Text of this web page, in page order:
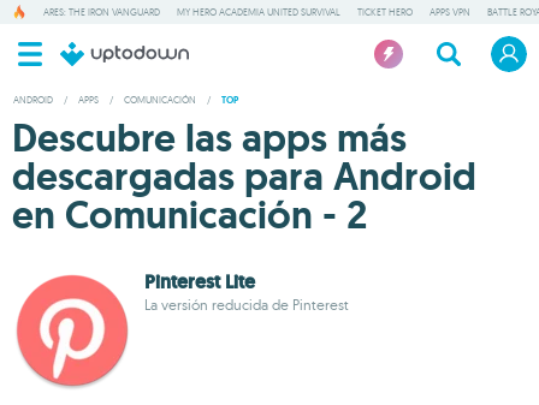
ARES: THE IRON VANGUARD MY HERO ACADEMIA UNITED SURVIVAL TICKET HERO APPS VPN BATTLE
ANDROID / APPS / COMUNICACIÓN / TOP
Descubre las apps más
descargadas para Android
en Comunicación - 2
Pinterest Lite
La versión reducida de Pinterest